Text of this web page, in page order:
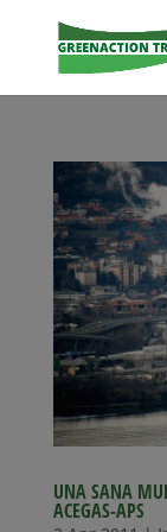
UNA SANA
ACEGAS-APS